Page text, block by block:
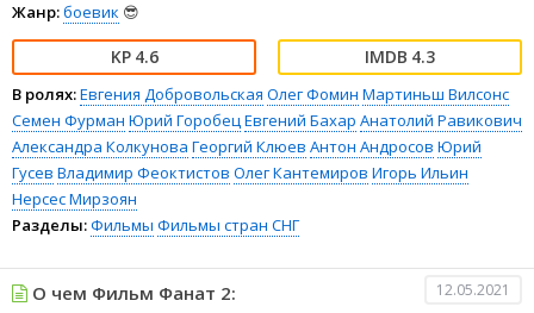
Жанр:боевик 😎
4.6 4.3
В ролях:Евгения Добровольская Олег Фомин Мартиньш Вилсонс
Семен Фурман Юрий ГоробецЕвгений Бахар Анатолий Равикович
Александра Колкунова Георгий Клюев Антон Андросов Юрий
Гусев Владимир Феоктистов Олег Кантемиров Игорь Ильин
Нерсес Мирзоян
Разделы:Фильмы Фильмы стран СНГ
О чем Фильм Фанат 2: 12.05.2021